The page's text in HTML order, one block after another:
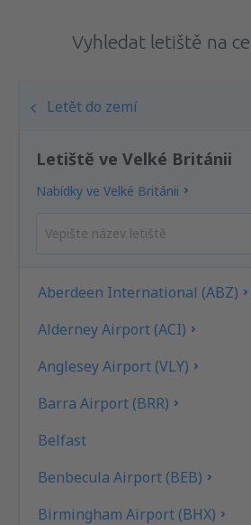
Vyhledat letiště na
Letět do zemí
Letiště ve Velké Británii
Nabídky ve Velké Británii
Aberdeen International (ABZ)
Alderney Airport (ACI)
Anglesey Airport (VLY)
Barra Airport (BRR)
Belfast
Benbecula Airport (BEB)
Birmingham Airport (BHX)